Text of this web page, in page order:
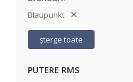
Blaupunkt
șterge toate
PUTERE RMS